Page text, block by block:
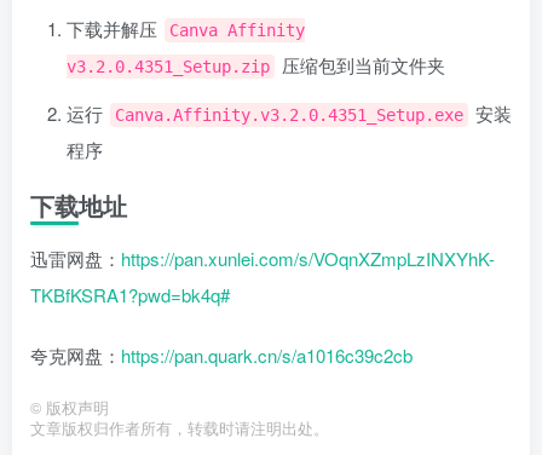
下载并解压
Canva Affinity
v3.2.0.4351_Setup.zip
压缩包到当前文件夹
运行
Canva.Affinity.v3.2.0.4351_Setup.exe
安装
程序
下载地址
迅雷网盘： https://pan.xunlei.com/s/VOqnXZmpLzINXYhK-
TKBfKSRA1?pwd=bk4q#
夸克网盘： https://pan.quark.cn/s/a1016c39c2cb
© 版权声明
文章版权归作者所有，转载时请注明出处。